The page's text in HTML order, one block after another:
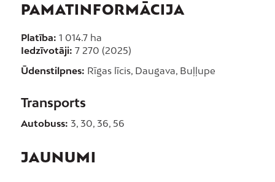
PAMATINFORMĀCIJA
Platība: 1 014.7 ha
Iedzīvotāji: 7 270 (2025)
Ūdenstilpnes: Rīgas līcis, Daugava, Buļļupe
Transports
Autobuss: 3, 30, 36, 56
JAUNUMI